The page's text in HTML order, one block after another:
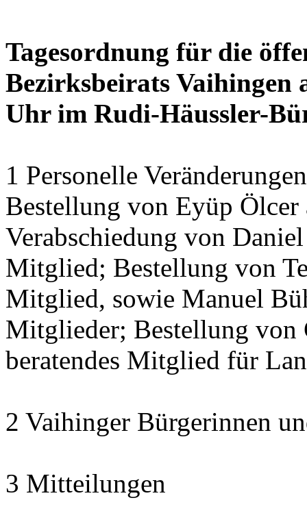
Tagesordnung für die
Bezirksbeirats Vaihingen
Uhr im Rudi-Häussler-
1 Personelle
Bestellung von Eyüp
Verabschiedung von
Mitglied; Bestellung von
Mitglied, sowie Manuel
Mitglieder; Bestellung von
beratendes Mitglied für
2 Vaihinger Bürgerinnen
3 Mitteilungen